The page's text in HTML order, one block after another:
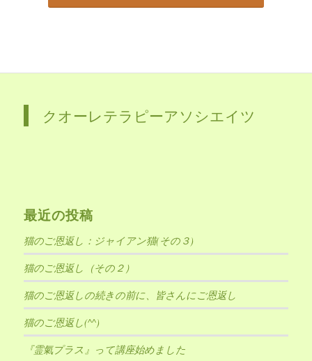
クオーレテラピーアソシエイツ
最近の投稿
猫のご恩返し：ジャイアン猫(その３)
猫のご恩返し（その２）
猫のご恩返しの続きの前に、皆さんにご恩返し
猫のご恩返し(^^)
『霊氣プラス』って講座始めました